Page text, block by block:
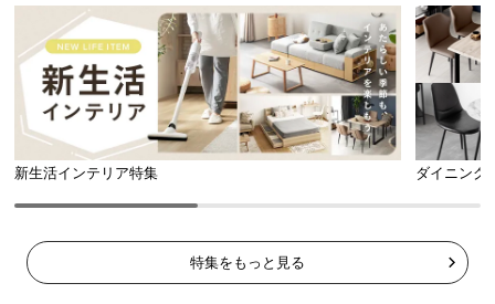
耐荷重 約10kg
カラーバリエーション
ナチュラル BEIGE
新生活インテリア特集 ダイニング
特集をもっと見る